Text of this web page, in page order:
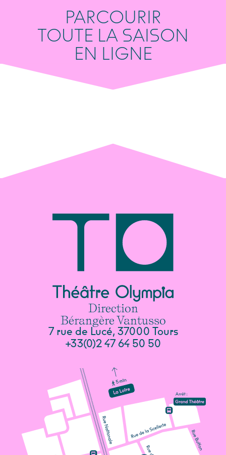
PARCOURIR
TOUTE LA SAISON
EN LIGNE
Direction
Bérangère Vantusso
7 rue de Lucé, 37000 Tours
+33(0)2 47 64 50 50